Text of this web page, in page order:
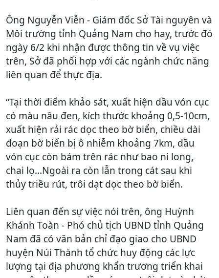
Ông Nguyễn Viễn - Giám đốc Sở Tài nguyên và
Môi trường tỉnh Quảng Nam cho hay, trước đó
ngày 6/2 khi nhận được thông tin về vụ việc
trên, Sở đã phối hợp với các ngành chức năng
liên quan để thực địa.
“Tại thời điểm khảo sát, xuất hiện dầu vón cục
có màu nâu đen, kích thước khoảng 0,5-10cm,
xuất hiện rải rác dọc theo bờ biển, chiều dài
đoạn bờ biển bị ô nhiễm khoảng 7km, dầu
vón cục còn bám trên rác như bao ni long,
chai lọ…Ngoài ra còn lẫn trong cát sau khi
thủy triều rút, trôi dạt dọc theo bờ biển.
Liên quan đến sự việc nói trên, ông Huỳnh
Khánh Toàn - Phó chủ tịch UBND tỉnh Quảng
Nam đã có văn bản chỉ đạo giao cho UBND
huyện Núi Thành tổ chức huy động các lực
lượng tại địa phương khẩn trương triển khai